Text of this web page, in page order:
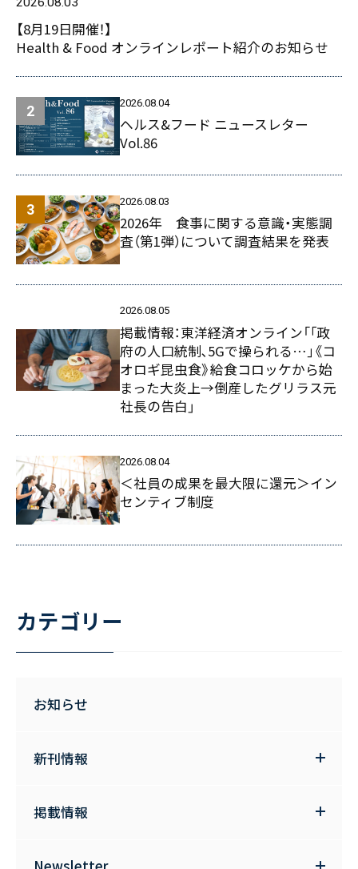
【8月19日開催！】
Health & Food オンラインレポート紹介のお知らせ
2026.08.04
ヘルス&フード ニュースレター
Vol.86
2026.08.03
2026年 食事に関する意識・実態調
査（第1弾）について調査結果を発表
2026.08.05
掲載情報：東洋経済オンライン「｢政
府の人口統制､5Gで操られる…｣《コ
オロギ昆虫食》給食コロッケから始
まった大炎上→倒産したグリラス元
社長の告白」
2026.08.04
＜社員の成果を最大限に還元＞イン
センティブ制度
カテゴリー
お知らせ
新刊情報
掲載情報